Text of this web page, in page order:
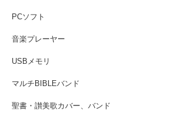
PCソフト
音楽プレーヤー
USBメモリ
マルチBIBLEバンド
聖書・讃美歌カバー、バンド